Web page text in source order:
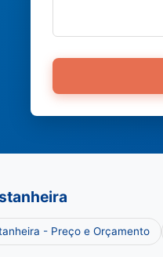
- Preço e Orçamento